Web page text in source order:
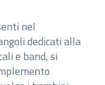
nel
dedicati alla
e band, si